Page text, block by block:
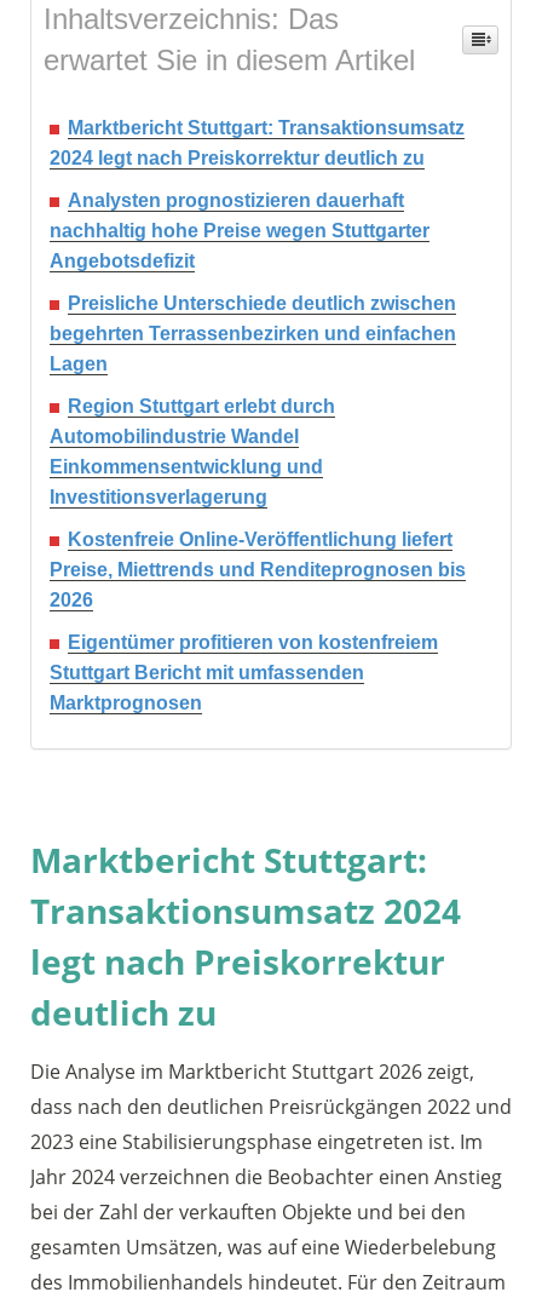
Inhaltsverzeichnis: Das
erwartet Sie in diesem Artikel
Marktbericht Stuttgart: Transaktionsumsatz
2024 legt nach Preiskorrektur deutlich zu
Analysten prognostizieren dauerhaft
nachhaltig hohe Preise wegen Stuttgarter
Angebotsdefizit
Preisliche Unterschiede deutlich zwischen
begehrten Terrassenbezirken und einfachen
Lagen
Region Stuttgart erlebt durch
Automobilindustrie Wandel
Einkommensentwicklung und
Investitionsverlagerung
Kostenfreie Online-Veröffentlichung liefert
Preise, Miettrends und Renditeprognosen bis
2026
Eigentümer profitieren von kostenfreiem
Stuttgart Bericht mit umfassenden
Marktprognosen
Marktbericht Stuttgart:
Transaktionsumsatz 2024
legt nach Preiskorrektur
deutlich zu
Die Analyse im Marktbericht Stuttgart 2026 zeigt,
dass nach den deutlichen Preisrückgängen 2022 und
2023 eine Stabilisierungsphase eingetreten ist. Im
Jahr 2024 verzeichnen die Beobachter einen Anstieg
bei der Zahl der verkauften Objekte und bei den
gesamten Umsätzen, was auf eine Wiederbelebung
des Immobilienhandels hindeutet. Für den Zeitraum